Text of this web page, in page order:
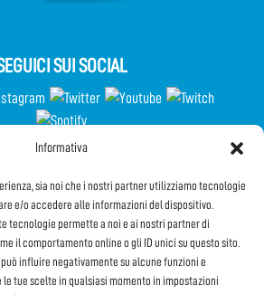
Informativa
sia noi che i nostri partner utilizziamo tecnologie
e/o accedere alle informazioni del dispositivo.
tecnologie permette a noi e ai nostri partner di
il comportamento online o gli ID unici su questo sito.
influire negativamente su alcune funzioni e
tue scelte in qualsiasi momento in impostazioni
SUI SOCIAL
alla Newsletter